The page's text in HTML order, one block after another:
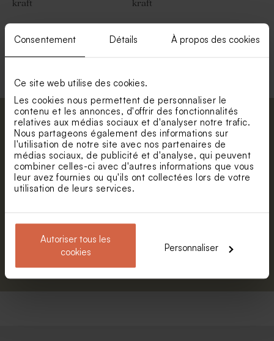
Consentement Détails À propos des cookies
Ce site web utilise des cookies.
Les cookies nous permettent de personnaliser le
contenu et les annonces, d'offrir des fonctionnalités
relatives aux médias sociaux et d'analyser notre trafic.
Nous partageons également des informations sur
l'utilisation de notre site avec nos partenaires de
médias sociaux, de publicité et d'analyse, qui peuvent
combiner celles-ci avec d'autres informations que vous
leur avez fournies ou qu'ils ont collectées lors de votre
utilisation de leurs services.
Autoriser tous les
cookies
Personnaliser
kraft kraft
Abonnez-vous à la newsletter et restez
informé. Petite surprise : bénéficiez de 5%
de réduction.
Prénom